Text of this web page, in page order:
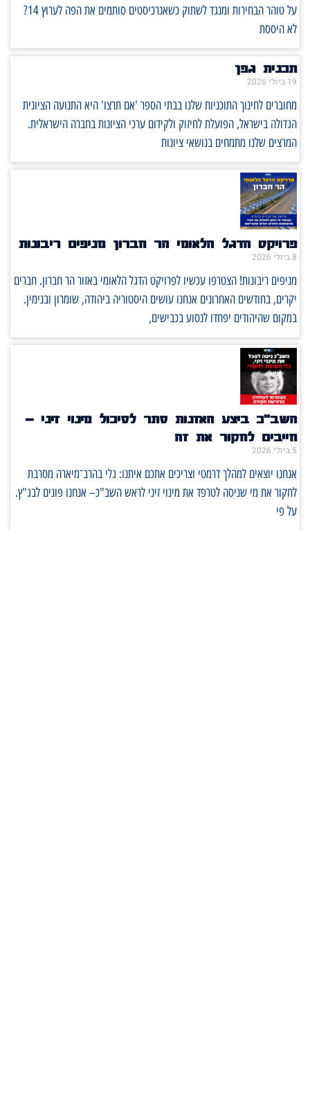
על טוהר הבחירות ומנגד לשתוק כשאנרכיסטים סותמים את הפה לערוץ 14?
לא היססת
תכנית גפן
19 ביולי 2026
מחוברים לחינוך התוכניות שלנו בבתי הספר 'אם תרצו' היא התנועה הציונית
הגדולה בישראל, הפועלת לחיזוק ולקידום ערכי הציונות בחברה הישראלית.
המרצים שלנו מתמחים בנושאי ציונות
פרויקט הדגל הלאומי הר חברון מניפים ריבונות
8 ביולי 2026
מניפים ריבונות! הצטרפו עכשיו לפרויקט הדגל הלאומי באזור הר חברון. חברים
יקרים, בחודשים האחרונים אנחנו עושים היסטוריה ביהודה, שומרון ובנימין.
במקום שהיהודים יפחדו לנסוע בכבישים,
השב"כ ביצע האזנות סתר לסיכול מינוי זיני –
חייבים לחקור את זה
5 ביולי 2026
אנחנו יוצאים למהלך דרמטי וצריכים אתכם איתנו: גלי בהרב־מיארה מסרבת
לחקור את מי שניסה לטרפד את מינוי זיני לראש השב"כ– אנחנו פונים לבג"ץ.
על פי